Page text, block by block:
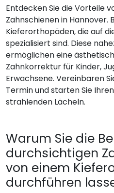
Entdecken Sie die Vorteile
Zahnschienen in Hannover.
Kieferorthopäden, die auf
spezialisiert sind. Diese
ermöglichen eine
Zahnkorrektur für Kinder,
Erwachsene. Vereinbaren
Termin und starten Sie
strahlenden Lächeln.
Warum Sie die
durchsichtigen
von einem
durchführen